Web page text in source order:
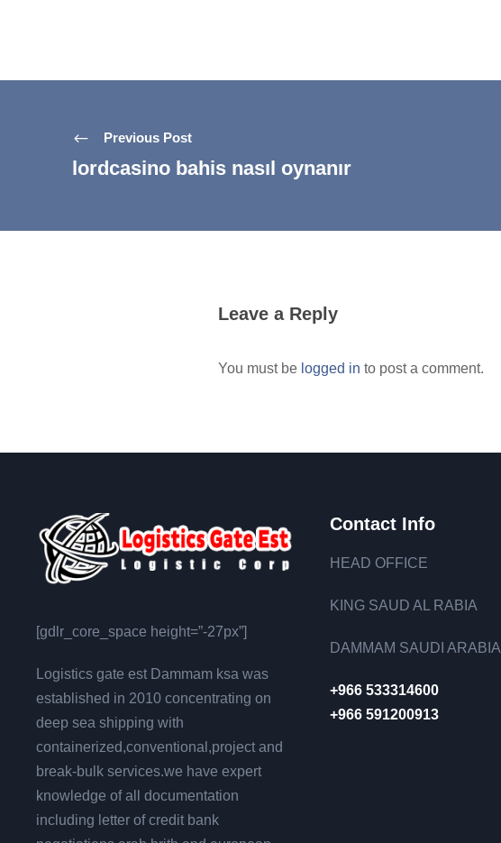
Previous Post
lordcasino bahis nasıl oynanır
Leave a Reply
You must be logged in to post a comment.
[gdlr_core_space height=”-27px”]
Logistics gate est Dammam ksa was
established in 2010 concentrating on
deep sea shipping with
containerized,conventional,project and
break-bulk services.we have expert
knowledge of all documentation
including letter of credit bank
Contact Info
HEAD OFFICE
KING SAUD AL RABIA
DAMMAM SAUDI ARABIA
+966 533314600
+966 591200913